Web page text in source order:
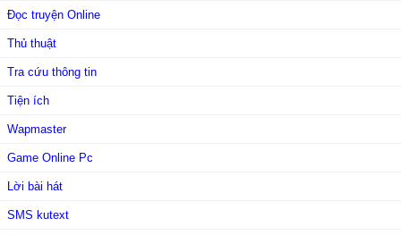
Đọc truyện Online
Thủ thuật
Tra cứu thông tin
Tiện ích
Wapmaster
Game Online Pc
Lời bài hát
SMS kutext